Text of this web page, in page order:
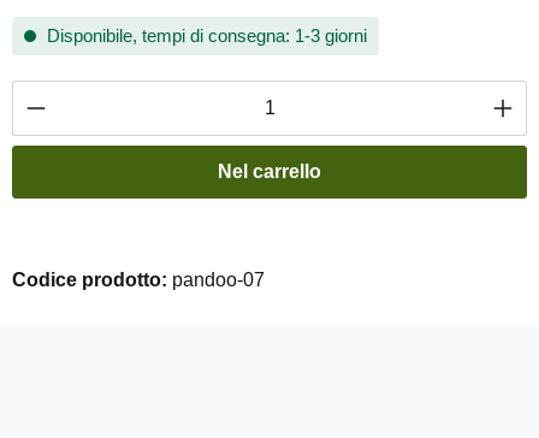
Disponibile, tempi di consegna: 1-3 giorni
Quantità del prodotto: inserisci la quantità
Nel carrello
Codice prodotto: pandoo-07